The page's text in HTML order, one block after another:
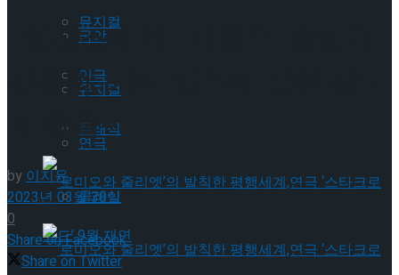
뮤지컬
연극
클래식
국악
뮤지컬
연극
클래식
[현장스케치] 이현우-송일국-
김환희, 기타 연주에 맞춰 신나
게 춤을~
by이지윤
2023년 03월 30일
0
Share on Facebook
Share on Twitter